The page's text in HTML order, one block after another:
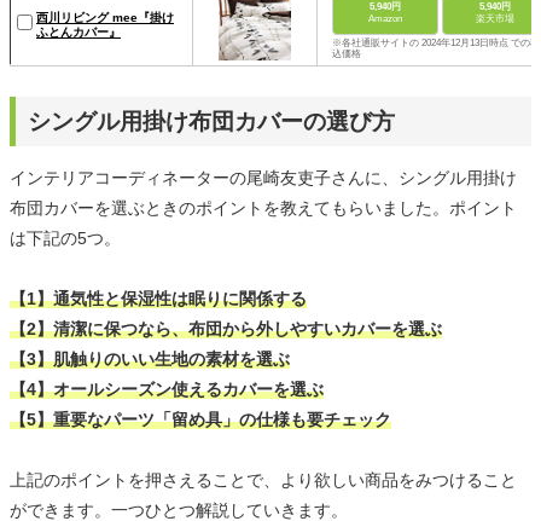
西川リビング mee『掛け
ふとんカバー』
5,940円
Amazon
5,940円
楽天市場
※各社通販サイトの 2024年12月13日時点 での税
込価格
シングル用掛け布団カバーの選び方
インテリアコーディネーターの尾崎友吏子さんに、シングル用掛け
布団カバーを選ぶときのポイントを教えてもらいました。ポイント
は下記の5つ。
【1】通気性と保湿性は眠りに関係する
【2】清潔に保つなら、布団から外しやすいカバーを選ぶ
【3】肌触りのいい生地の素材を選ぶ
【4】オールシーズン使えるカバーを選ぶ
【5】重要なパーツ「留め具」の仕様も要チェック
上記のポイントを押さえることで、より欲しい商品をみつけること
ができます。一つひとつ解説していきます。